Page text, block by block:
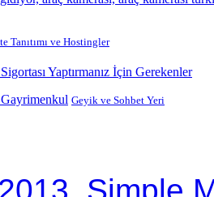
Tanıtımı ve Hostingler
Yaptırmanız İçin Gerekenler
Geyik ve Sohbet Yeri